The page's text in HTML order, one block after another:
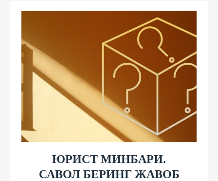
ЮРИСТ МИНБАРИ.
САВОЛ БЕРИНГ ЖАВОБ